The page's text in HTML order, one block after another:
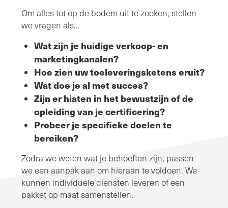
Om alles tot op de bodem uit te zoeken, stellen
we vragen als...
Wat zijn je huidige verkoop- en
marketingkanalen?
Hoe zien uw toeleveringsketens eruit?
Wat doe je al met succes?
Zijn er hiaten in het bewustzijn of de
opleiding van je certificering?
Probeer je specifieke doelen te
bereiken?
Zodra we weten wat je behoeften zijn, passen
we een aanpak aan om hieraan te voldoen. We
kunnen individuele diensten leveren of een
pakket op maat samenstellen.